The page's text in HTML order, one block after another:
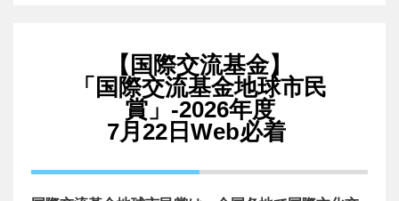
【国際交流基金】
「国際交流基金地球市民
賞」-2026年度
7月22日Web必着